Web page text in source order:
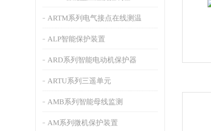
ARTM系列电气接点在线测温
ALP智能保护装置
ARD系列智能电动机保护器
ARTU系列三遥单元
AMB系列智能母线监测
AM系列微机保护装置